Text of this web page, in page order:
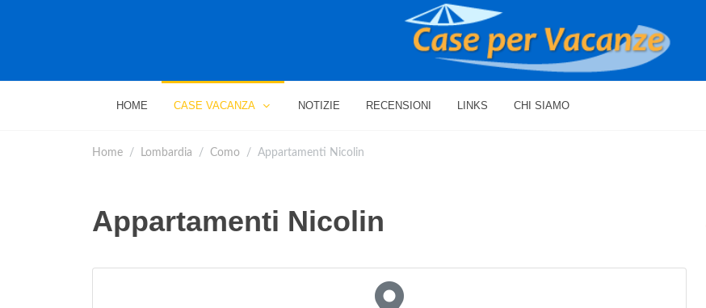
HOME CASE VACANZA NOTIZIE RECENSIONI LINKS CHI SIAMO
Home Lombardia Como Appartamenti Nicolin
Appartamenti Nicolin